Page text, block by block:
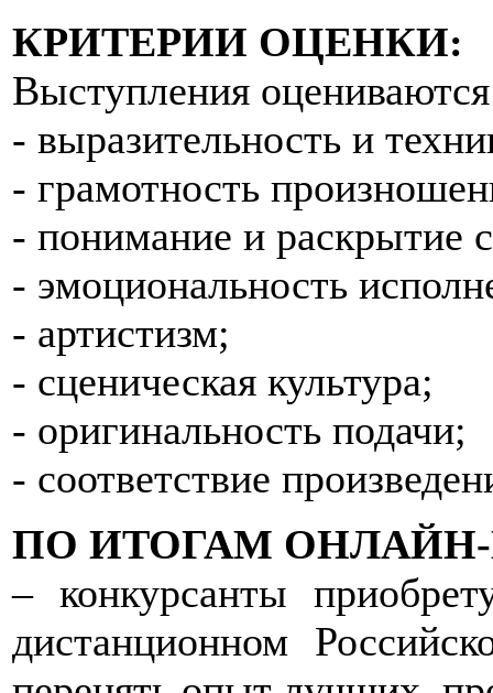
КРИТЕРИИ ОЦЕНКИ:
Выступления
- выразительность и
- грамотность
- понимание и раскрытие
- эмоциональность
- артистизм;
- сценическая культура;
- оригинальность подачи;
- соответствие
ПО ИТОГАМ
– конкурсанты
дистанционном